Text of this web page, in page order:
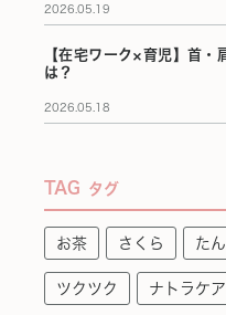
2026.05.19
【在宅ワーク×育児】首・
は？
2026.05.18
TAG タグ
お茶 さくら た
ツクツク ナトラケア